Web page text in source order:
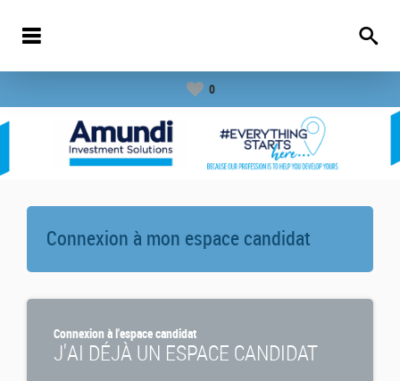
0
Connexion à mon espace candidat
J'AI DÉJÀ UN ESPACE CANDIDAT
Connexion à l'espace candidat